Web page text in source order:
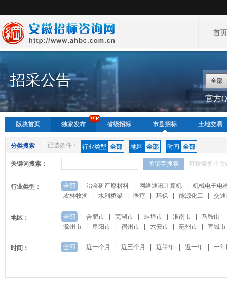
首
招采公告 全部
官方
版块首页 独家发布 省级招标 市县招标 土地交易
分类搜索 已选条件： 行业类型 全部 地区 全部 时间 全部
关键词搜索： 关键字搜索 可搜索多个
行业类型： 全部 冶金矿产原材料 网络通讯计算机
机械电子电
农林牧渔
水利桥梁 医疗 环保 能源化工 交
地区： 全部 合肥市 芜湖市 蚌埠市 淮南市 马鞍山
滁州市
阜阳市 宿州市 六安市 亳州市 宣城市
时间： 全部 近一个月 近三个月 近半年 近一年 一